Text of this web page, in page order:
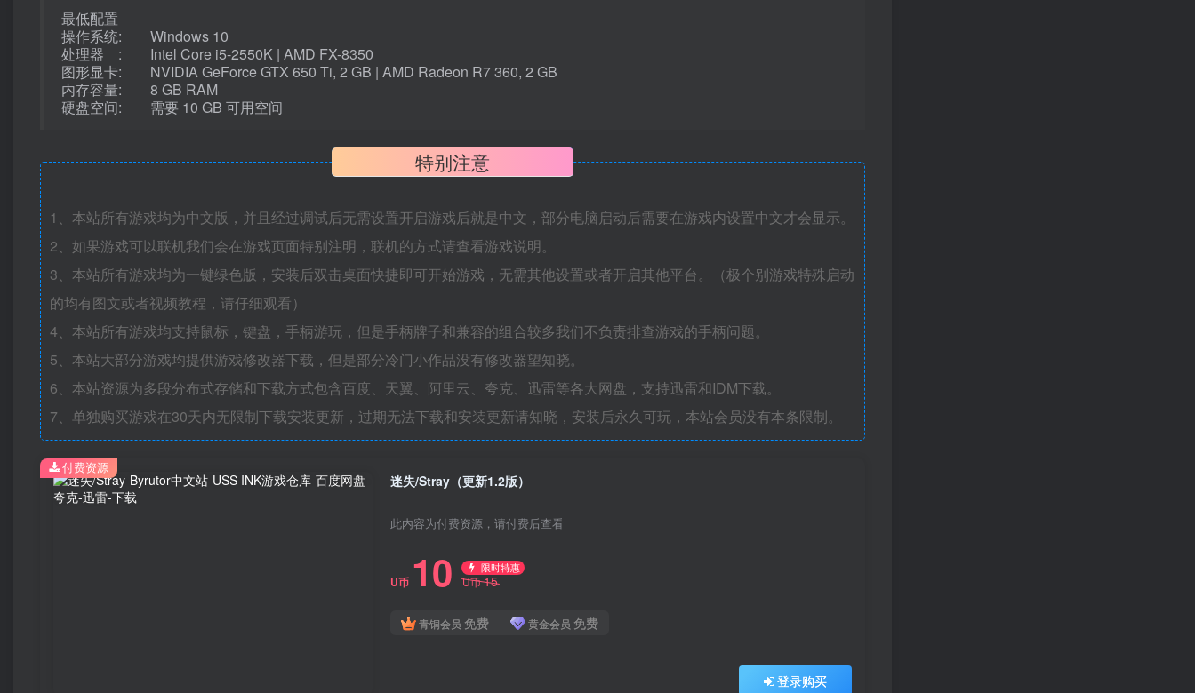
最低配置
操作系统: Windows 10
处理器 : Intel Core i5-2550K | AMD FX-8350
图形显卡: NVIDIA GeForce GTX 650 Ti, 2 GB | AMD Radeon R7 360, 2 GB
内存容量: 8 GB RAM
硬盘空间: 需要 10 GB 可用空间
特别注意
1、本站所有游戏均为中文版，并且经过调试后无需设置开启游戏后就是中文，部分电脑启动后需要在游戏内设置中文才会显示。
2、如果游戏可以联机我们会在游戏页面特别注明，联机的方式请查看游戏说明。
3、本站所有游戏均为一键绿色版，安装后双击桌面快捷即可开始游戏，无需其他设置或者开启其他平台。（极个别游戏特殊启动
的均有图文或者视频教程，请仔细观看）
4、本站所有游戏均支持鼠标，键盘，手柄游玩，但是手柄牌子和兼容的组合较多我们不负责排查游戏的手柄问题。
5、本站大部分游戏均提供游戏修改器下载，但是部分冷门小作品没有修改器望知晓。
6、本站资源为多段分布式存储和下载方式包含百度、天翼、阿里云、夸克、迅雷等各大网盘，支持迅雷和IDM下载。
7、单独购买游戏在30天内无限制下载安装更新，过期无法下载和安装更新请知晓，安装后永久可玩，本站会员没有本条限制。
迷失/Stray（更新1.2版）
此内容为付费资源，请付费后查看
U币 10 限时特惠
U币15
青铜会员 免费 黄金会员 免费
登录购买
付费资源